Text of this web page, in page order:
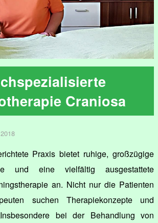
Craniosa
Praxis bietet ruhige, großzügige
und eine vielfältig ausgestattete
an. Nicht nur die Patienten
suchen Therapiekonzepte und
bei der Behandlung von